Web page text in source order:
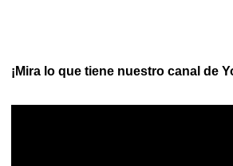
¡Mira lo que tiene nuestro canal de